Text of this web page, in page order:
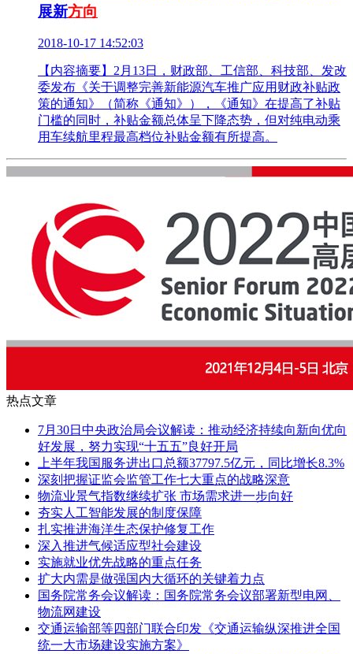
展新方向
2018-10-17 14:52:03
【内容摘要】2月13日，财政部、工信部、科技部、发改
委发布《关于调整完善新能源汽车推广应用财政补贴政
策的通知》（简称《通知》），《通知》在提高了补贴
门槛的同时，补贴金额总体呈下降态势，但对纯电动乘
用车续航里程最高档位补贴金额有所提高。
热点文章
7月30日中央政治局会议解读：推动经济持续向新向优向
好发展，努力实现“十五五”良好开局
上半年我国服务进出口总额37797.5亿元，同比增长8.3%
深刻把握证监会监管工作七大重点的战略深意
物流业景气指数继续扩张 市场需求进一步向好
夯实人工智能发展的制度保障
扎实推进海洋生态保护修复工作
深入推进气候适应型社会建设
实施就业优先战略的重点任务
扩大内需是做强国内大循环的关键着力点
国务院常务会议解读：国务院常务会议部署新型电网、
物流网建设
交通运输部等四部门联合印发《交通运输纵深推进全国
统一大市场建设实施方案》